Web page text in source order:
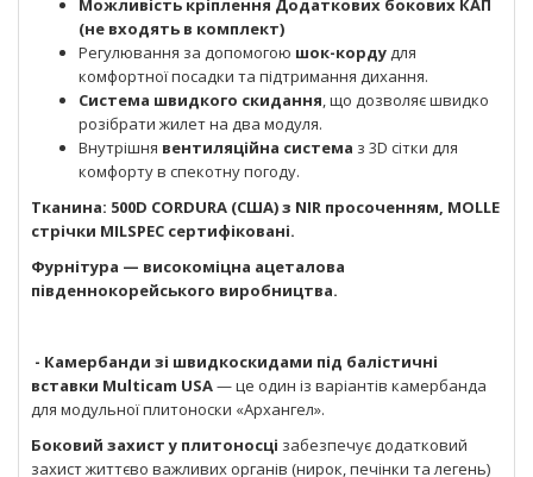
Можливість кріплення Додаткових бокових КАП
(не входять в комплект)
Регулювання за допомогою шок-кордудля
комфортної посадки та підтримання дихання.
Система швидкого скидання, що дозволяє швидко
розібрати жилет на два модуля.
Внутрішня вентиляційна система з 3D сітки для
комфорту в спекотну погоду.
Тканина: 500D CORDURA (США) з NIR просоченням, MOLLE
стрічки MILSPEC сертифіковані.
Фурнітура — високоміцна ацеталова
південнокорейського виробництва.
- Камербанди зі швидкоскидами під балістичні
вставки Multicam USA— це один із варіантів камербанда
для модульної плитоноски «Архангел».
Боковий захист у плитоносці забезпечує додатковий
захист життєво важливих органів (нирок, печінки та легень)